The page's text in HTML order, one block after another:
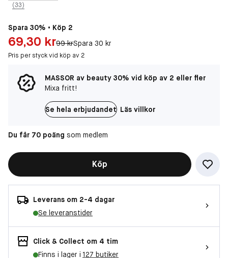
(33)
Spara 30% • Köp 2
Pris: 69,30 kr
69,30 krOriginal pris:
99 krSpara 30 kr
Pris per styck vid köp av 2
MASSOR av beauty 30% vid köp av 2 eller fler
Mixa fritt!
Se hela erbjudandet Läs villkor
Du får 70 poäng som medlem
Köp
Leverans om 2-4 dagar
Se leveranstider
Click & Collect om 4 tim
Finns i lager i 127 butiker